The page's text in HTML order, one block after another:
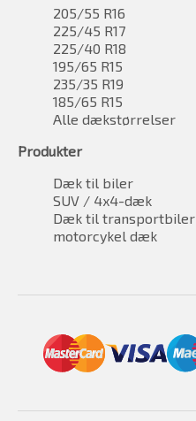
205/55 R16
225/45 R17
225/40 R18
195/65 R15
235/35 R19
185/65 R15
Alle dækstørrelser
Produkter
Dæk til biler
SUV / 4x4-dæk
Dæk til transportbiler
motorcykel dæk